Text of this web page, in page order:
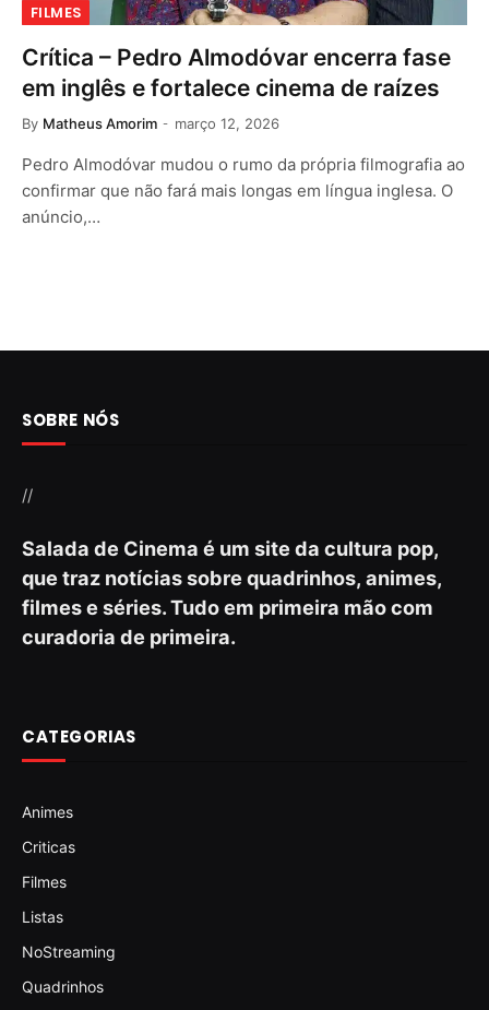
FILMES
Crítica – Pedro Almodóvar encerra fase
em inglês e fortalece cinema de raízes
By Matheus Amorim março 12, 2026
Pedro Almodóvar mudou o rumo da própria filmografia ao
confirmar que não fará mais longas em língua inglesa. O
anúncio,…
SOBRE NÓS
//
Salada de Cinema é um site da cultura pop,
que traz notícias sobre quadrinhos, animes,
filmes e séries. Tudo em primeira mão com
curadoria de primeira.
CATEGORIAS
Animes
Criticas
Filmes
Listas
NoStreaming
Quadrinhos